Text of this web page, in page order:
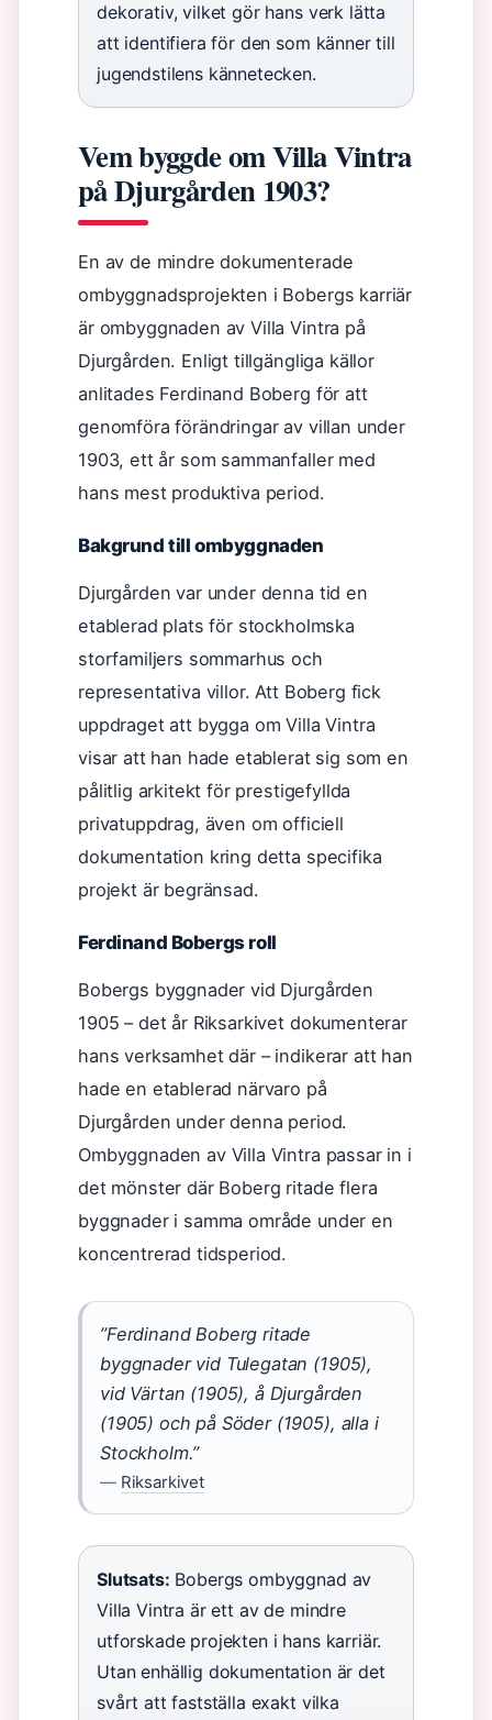
dekorativ, vilket gör hans verk lätta
att identifiera för den som känner till
jugendstilens kännetecken.
Vem byggde om Villa Vintra
på Djurgården 1903?
En av de mindre dokumenterade
ombyggnadsprojekten i Bobergs karriär
är ombyggnaden av Villa Vintra på
Djurgården. Enligt tillgängliga källor
anlitades Ferdinand Boberg för att
genomföra förändringar av villan under
1903, ett år som sammanfaller med
hans mest produktiva period.
Bakgrund till ombyggnaden
Djurgården var under denna tid en
etablerad plats för stockholmska
storfamiljers sommarhus och
representativa villor. Att Boberg fick
uppdraget att bygga om Villa Vintra
visar att han hade etablerat sig som en
pålitlig arkitekt för prestigefyllda
privatuppdrag, även om officiell
dokumentation kring detta specifika
projekt är begränsad.
Ferdinand Bobergs roll
Bobergs byggnader vid Djurgården
1905 – det år Riksarkivet dokumenterar
hans verksamhet där – indikerar att han
hade en etablerad närvaro på
Djurgården under denna period.
Ombyggnaden av Villa Vintra passar in i
det mönster där Boberg ritade flera
byggnader i samma område under en
koncentrerad tidsperiod.
”Ferdinand Boberg ritade
byggnader vid Tulegatan (1905),
vid Värtan (1905), å Djurgården
(1905) och på Söder (1905), alla i
Stockholm.”
— Riksarkivet
Slutsats: Bobergs ombyggnad av
Villa Vintra är ett av de mindre
utforskade projekten i hans karriär.
Utan enhällig dokumentation är det
svårt att fastställa exakt vilka